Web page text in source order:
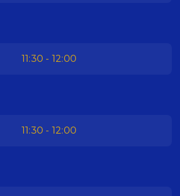
11:30 - 12:00
11:30 - 12:00